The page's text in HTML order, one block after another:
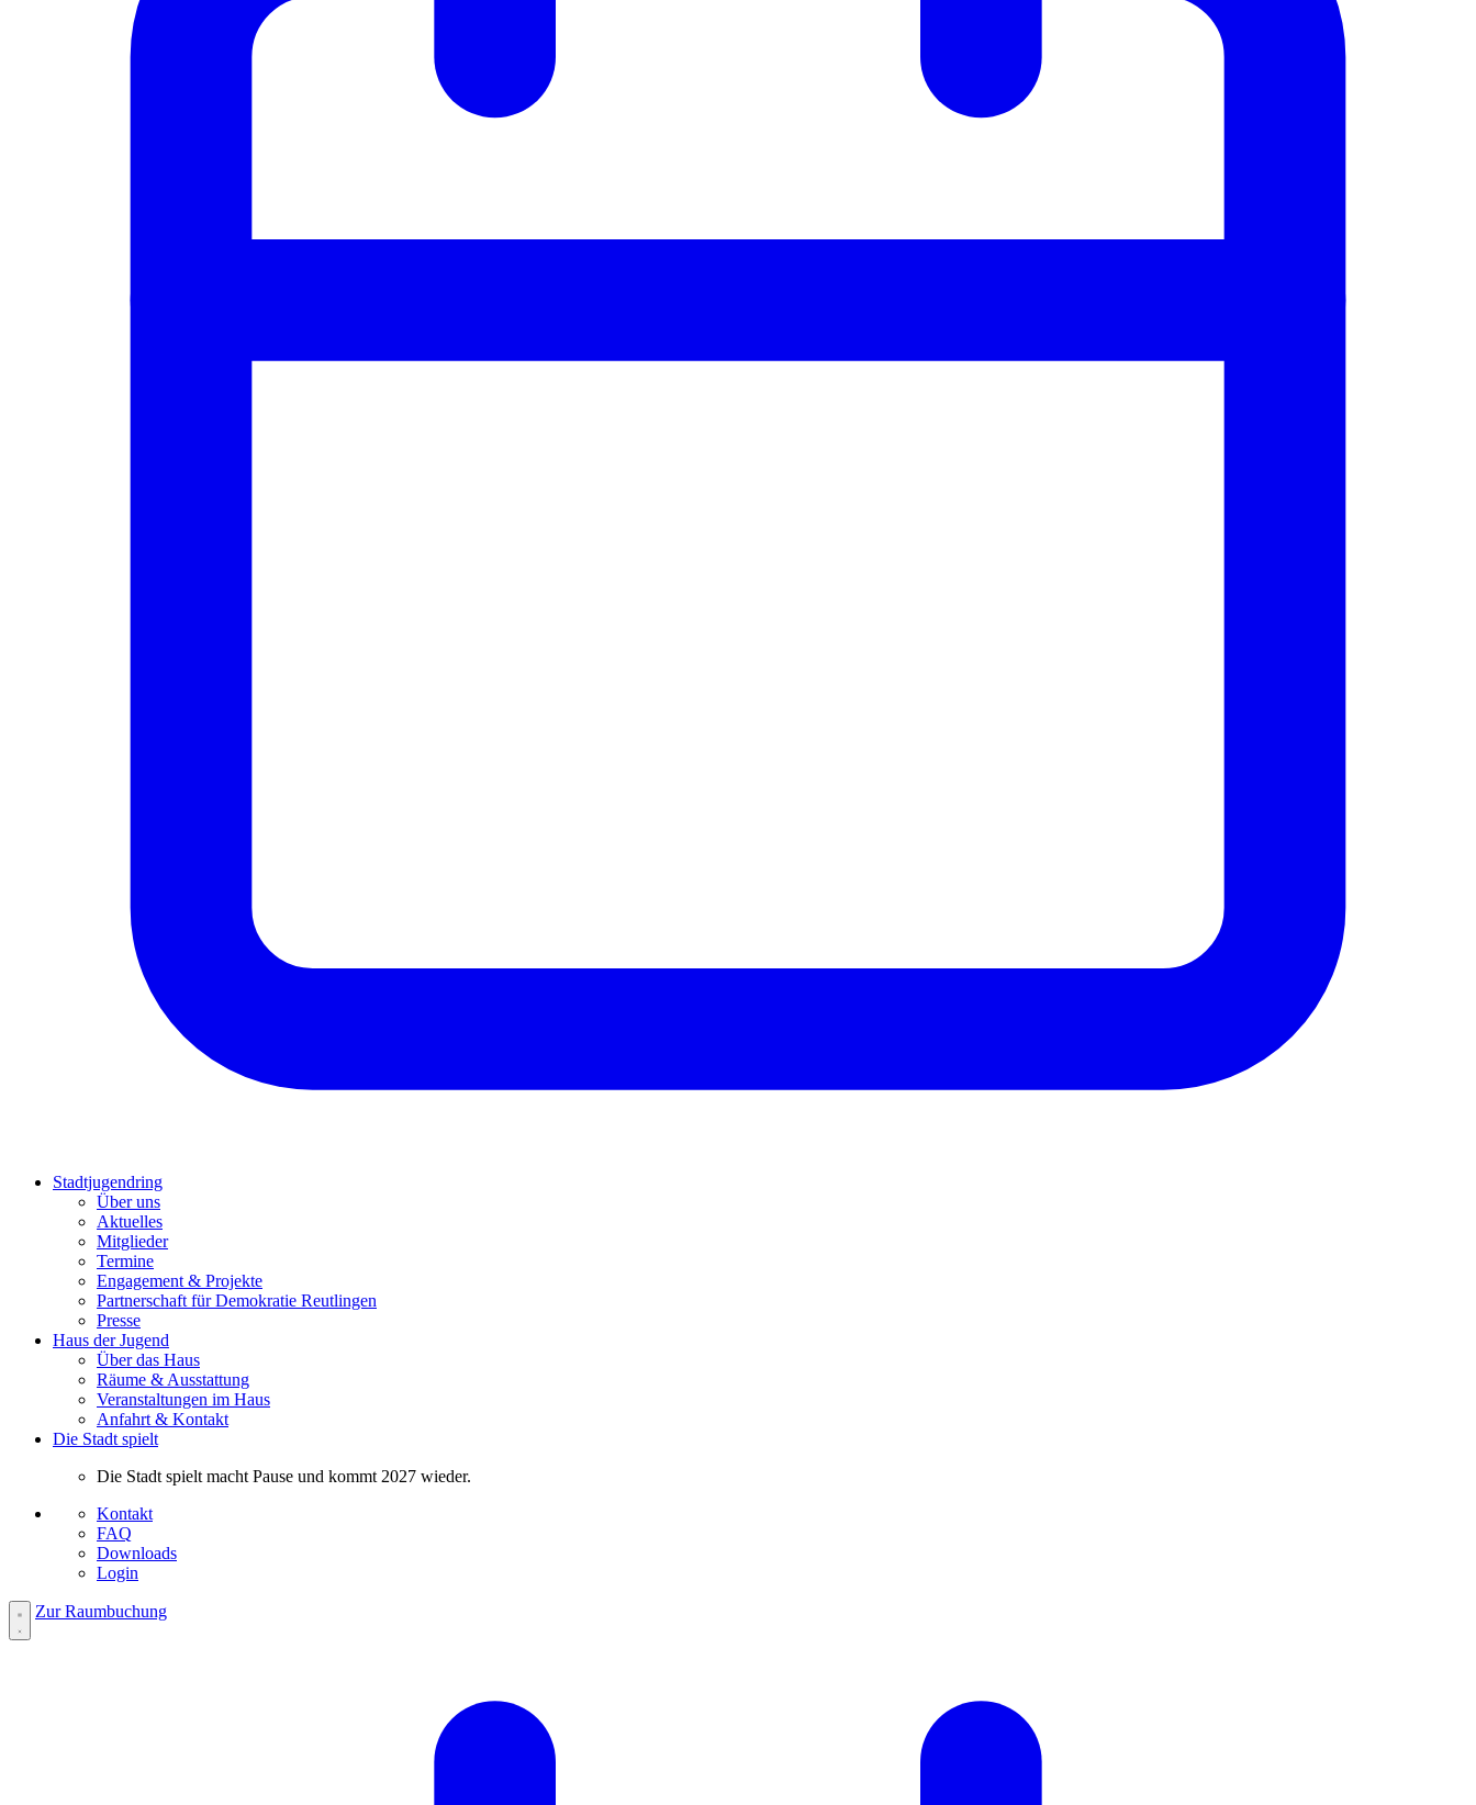
Stadtjugendring
Über uns
Aktuelles
Mitglieder
Termine
Engagement & Projekte
Partnerschaft für Demokratie Reutlingen
Presse
Haus der Jugend
Über das Haus
Räume & Ausstattung
Veranstaltungen im Haus
Anfahrt & Kontakt
Die Stadt spielt
Die Stadt spielt macht Pause und kommt 2027 wieder.
Kontakt
FAQ
Downloads
Login
Zur Raumbuchung